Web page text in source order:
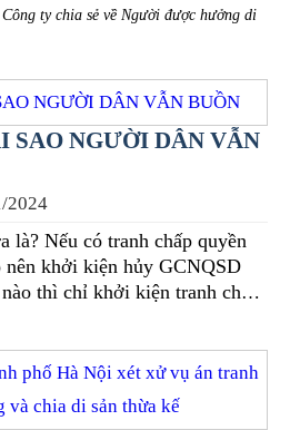
ty chia sẻ về Người được hưởng di
SAO NGƯỜI DÂN VẪN
2024
là? Nếu có tranh chấp quyền
khởi kiện hủy GCNQSD
thì chỉ khởi kiện tranh chấp
tuy vào từng nội dung, tính
dân nên chọn cách thức